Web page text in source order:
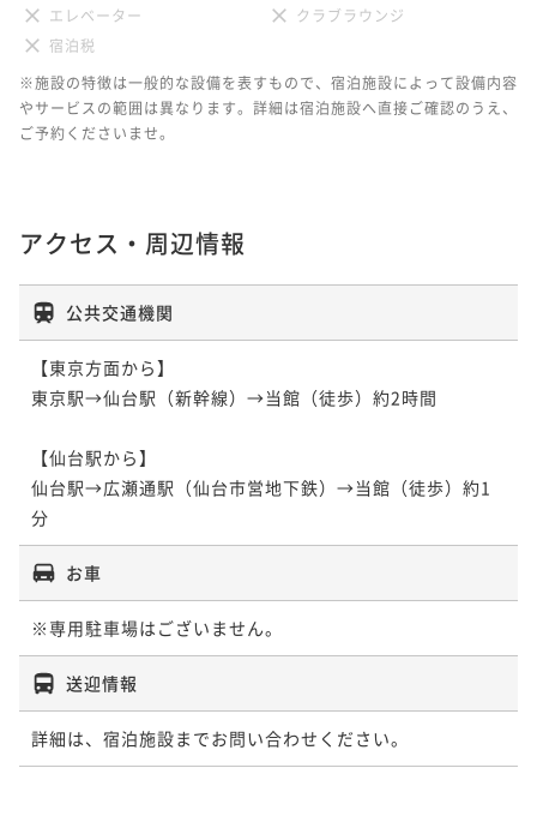
エレベーター
クラブラウンジ
宿泊税
※施設の特徴は一般的な設備を表すもので、宿泊施設によって設備内容
やサービスの範囲は異なります。詳細は宿泊施設へ直接ご確認のうえ、
ご予約くださいませ。
アクセス・周辺情報
公共交通機関
【東京方面から】
東京駅→仙台駅（新幹線）→当館（徒歩）約2時間
【仙台駅から】
仙台駅→広瀬通駅（仙台市営地下鉄）→当館（徒歩）約1
分
お車
※専用駐車場はございません。
送迎情報
詳細は、宿泊施設までお問い合わせください。